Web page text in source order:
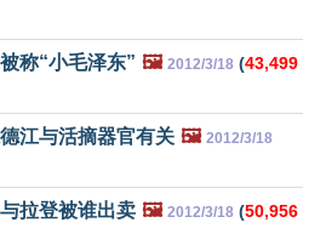
称“小毛泽东” 🖼️ 2012/3/18 (43,499
江与活摘器官有关 🖼️ 2012/3/18
拉登被谁出卖 🖼️ 2012/3/18 (50,956